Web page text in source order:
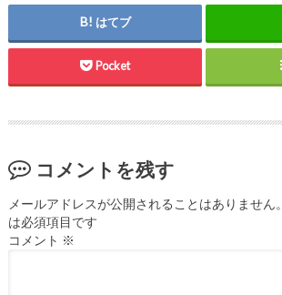
はてブ
Pocket
コメントを残す
メールアドレスが公開されることはありません。
は必須項目です
コメント ※